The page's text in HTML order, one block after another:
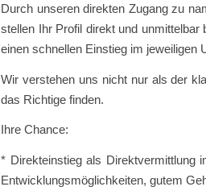
Durch unseren direkten Zugang zu
stellen Ihr Profil direkt und
einen schnellen Einstieg im jeweiligen
Wir verstehen uns nicht nur als der
das Richtige finden.
Ihre Chance:
* Direkteinstieg als Direktvermittlung
Entwicklungsmöglichkeiten, gutem